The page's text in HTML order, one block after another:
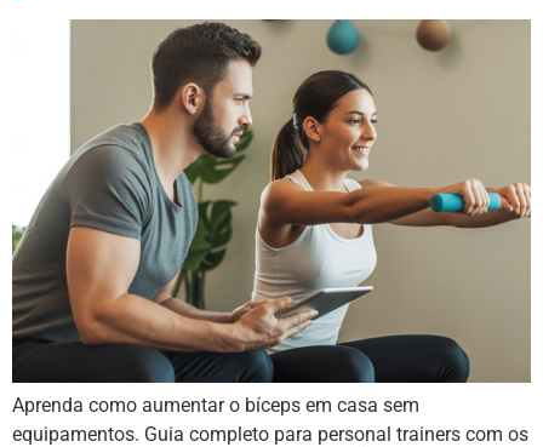
Aprenda como aumentar o bíceps em casa sem
equipamentos. Guia completo para personal trainers com os